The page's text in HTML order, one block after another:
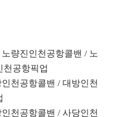
량진인천공항콜밴 / 노
천공항픽업
천공항콜밴 / 대방인천
천공항콜밴 / 사당인천